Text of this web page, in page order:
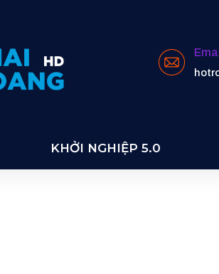
KHỞI NGHIỆP 5.0